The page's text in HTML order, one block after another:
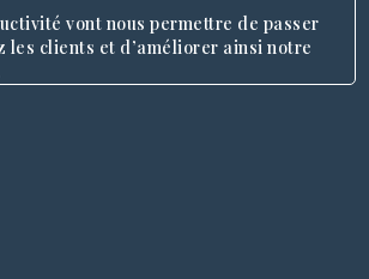
vont nous permettre de passer
les clients et d’améliorer ainsi notre